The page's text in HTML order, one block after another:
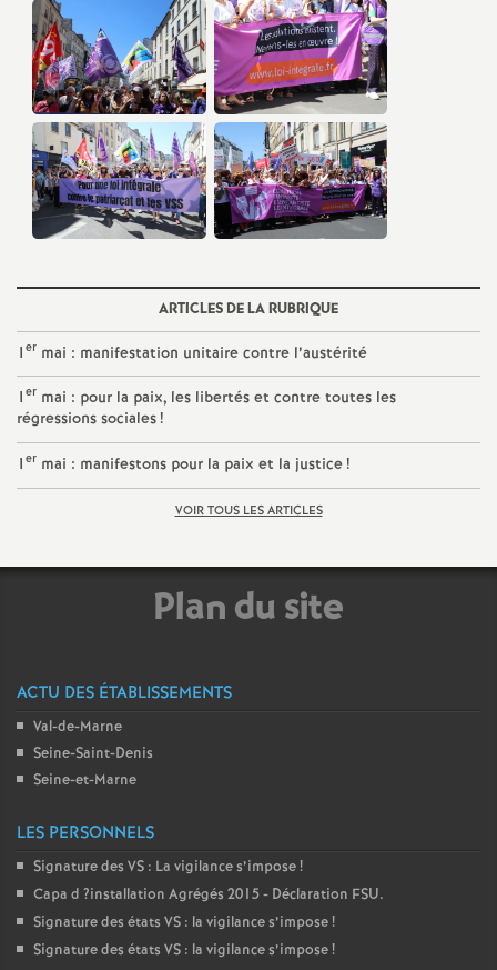
n
d
d
e
g
r
é
O
r
n
o
ARTICLES DE LA RUBRIQUE
1er mai : manifestation unitaire contre l’austérité
1er mai : pour la paix, les libertés et contre toutes les
régressions sociales!
1er mai : manifestons pour la paix et la justice!
VOIR TOUS LES ARTICLES
Plan du site
ACTU DES ÉTABLISSEMENTS
Val-de-Marne
Seine-Saint-Denis
Seine-et-Marne
LES PERSONNELS
Signature des VS : La vigilance s’impose!
Capa d ?installation Agrégés 2015 - Déclaration FSU.
Signature des états VS : la vigilance s’impose!
Signature des états VS : la vigilance s’impose!